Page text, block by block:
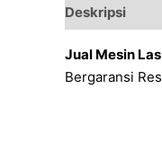
Deskripsi
Jual Mesin
Bergaransi